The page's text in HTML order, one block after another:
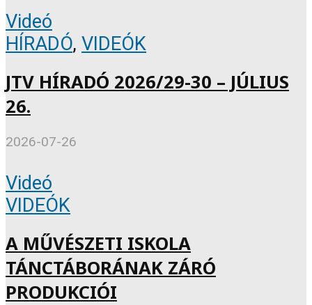
Videó
HÍRADÓ, VIDEÓK
JTV HÍRADÓ 2026/29-30 – JÚLIUS
26.
2026-07-26
Videó
VIDEÓK
A MŰVÉSZETI ISKOLA
TÁNCTÁBORÁNAK ZÁRÓ
PRODUKCIÓI